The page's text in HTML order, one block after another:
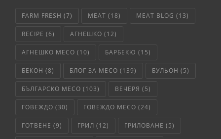
FARM FRESH (7) MEAT (18) MEAT BLOG (13)
RECIPE (6) АГНЕШКО (12)
АГНЕШКО МЕСО (10) БАРБЕКЮ (15)
БЕКОН (8) БЛОГ ЗА МЕСО (139) БУЛЬОН (5)
БЪЛГАРСКО МЕСО (103) ВЕЧЕРЯ (5)
ГОВЕЖДО (30) ГОВЕЖДО МЕСО (24)
ГОТВЕНЕ (9) ГРИЛ (12) ГРИЛОВАНЕ (5)